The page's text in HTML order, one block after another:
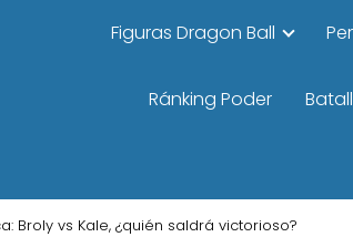
Figuras Dragon Ball
Ránking Poder
Broly vs Kale, ¿quién saldrá victorioso?